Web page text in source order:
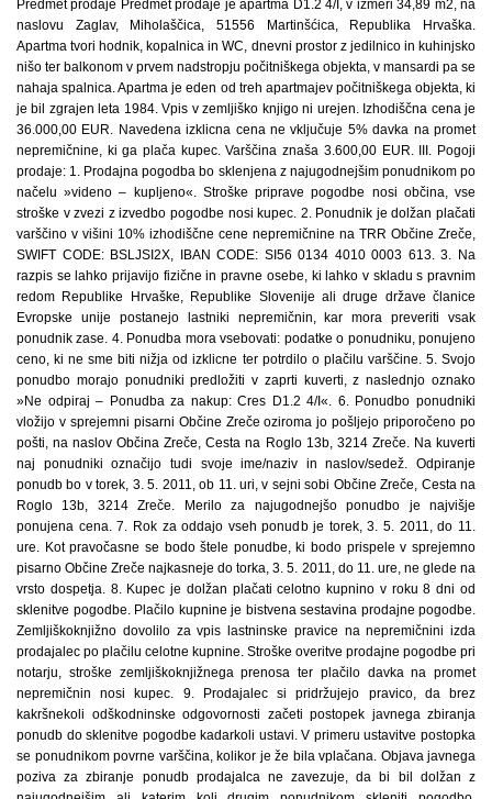
Predmet prodaje Predmet prodaje je apartma D1.2 4/I, v izmeri 34,89 m2, na
naslovu Zaglav, Miholaščica, 51556 Martinšćica, Republika Hrvaška.
Apartma tvori hodnik, kopalnica in WC, dnevni prostor z jedilnico in kuhinjsko
nišo ter balkonom v prvem nadstropju počitniškega objekta, v mansardi pa se
nahaja spalnica. Apartma je eden od treh apartmajev počitniškega objekta, ki
je bil zgrajen leta 1984. Vpis v zemljiško knjigo ni urejen. Izhodiščna cena je
36.000,00 EUR. Navedena izklicna cena ne vključuje 5% davka na promet
nepremičnine, ki ga plača kupec. Varščina znaša 3.600,00 EUR. III. Pogoji
prodaje: 1. Prodajna pogodba bo sklenjena z najugodnejšim ponudnikom po
načelu »videno – kupljeno«. Stroške priprave pogodbe nosi občina, vse
stroške v zvezi z izvedbo pogodbe nosi kupec. 2. Ponudnik je dolžan plačati
varščino v višini 10% izhodiščne cene nepremičnine na TRR Občine Zreče,
SWIFT CODE: BSLJSI2X, IBAN CODE: SI56 0134 4010 0003 613. 3. Na
razpis se lahko prijavijo fizične in pravne osebe, ki lahko v skladu s pravnim
redom Republike Hrvaške, Republike Slovenije ali druge države članice
Evropske unije postanejo lastniki nepremičnin, kar mora preveriti vsak
ponudnik zase. 4. Ponudba mora vsebovati: podatke o ponudniku, ponujeno
ceno, ki ne sme biti nižja od izklicne ter potrdilo o plačilu varščine. 5. Svojo
ponudbo morajo ponudniki predložiti v zaprti kuverti, z naslednjo oznako
»Ne odpiraj – Ponudba za nakup: Cres D1.2 4/I«. 6. Ponudbo ponudniki
vložijo v sprejemni pisarni Občine Zreče oziroma jo pošljejo priporočeno po
pošti, na naslov Občina Zreče, Cesta na Roglo 13b, 3214 Zreče. Na kuverti
naj ponudniki označijo tudi svoje ime/naziv in naslov/sedež. Odpiranje
ponudb bo v torek, 3. 5. 2011, ob 11. uri, v sejni sobi Občine Zreče, Cesta na
Roglo 13b, 3214 Zreče. Merilo za najugodnejšo ponudbo je najvišje
ponujena cena. 7. Rok za oddajo vseh ponudb je torek, 3. 5. 2011, do 11.
ure. Kot pravočasne se bodo štele ponudbe, ki bodo prispele v sprejemno
pisarno Občine Zreče najkasneje do torka, 3. 5. 2011, do 11. ure, ne glede na
vrsto dospetja. 8. Kupec je dolžan plačati celotno kupnino v roku 8 dni od
sklenitve pogodbe. Plačilo kupnine je bistvena sestavina prodajne pogodbe.
Zemljiškoknjižno dovolilo za vpis lastninske pravice na nepremičnini izda
prodajalec po plačilu celotne kupnine. Stroške overitve prodajne pogodbe pri
notarju, stroške zemljiškoknjižnega prenosa ter plačilo davka na promet
nepremičnin nosi kupec. 9. Prodajalec si pridržujejo pravico, da brez
kakršnekoli odškodninske odgovornosti začeti postopek javnega zbiranja
ponudb do sklenitve pogodbe kadarkoli ustavi. V primeru ustavitve postopka
se ponudnikom povrne varščina, kolikor je že bila vplačana. Objava javnega
poziva za zbiranje ponudb prodajalca ne zavezuje, da bi bil dolžan z